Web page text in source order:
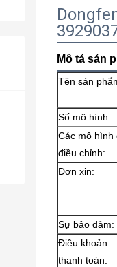
Mô tả sản
Tên sản
Số mô hình:
Các mô hình
điều chỉnh:
Đơn xin:
Sự bảo đảm:
Điều khoản
thanh toán: